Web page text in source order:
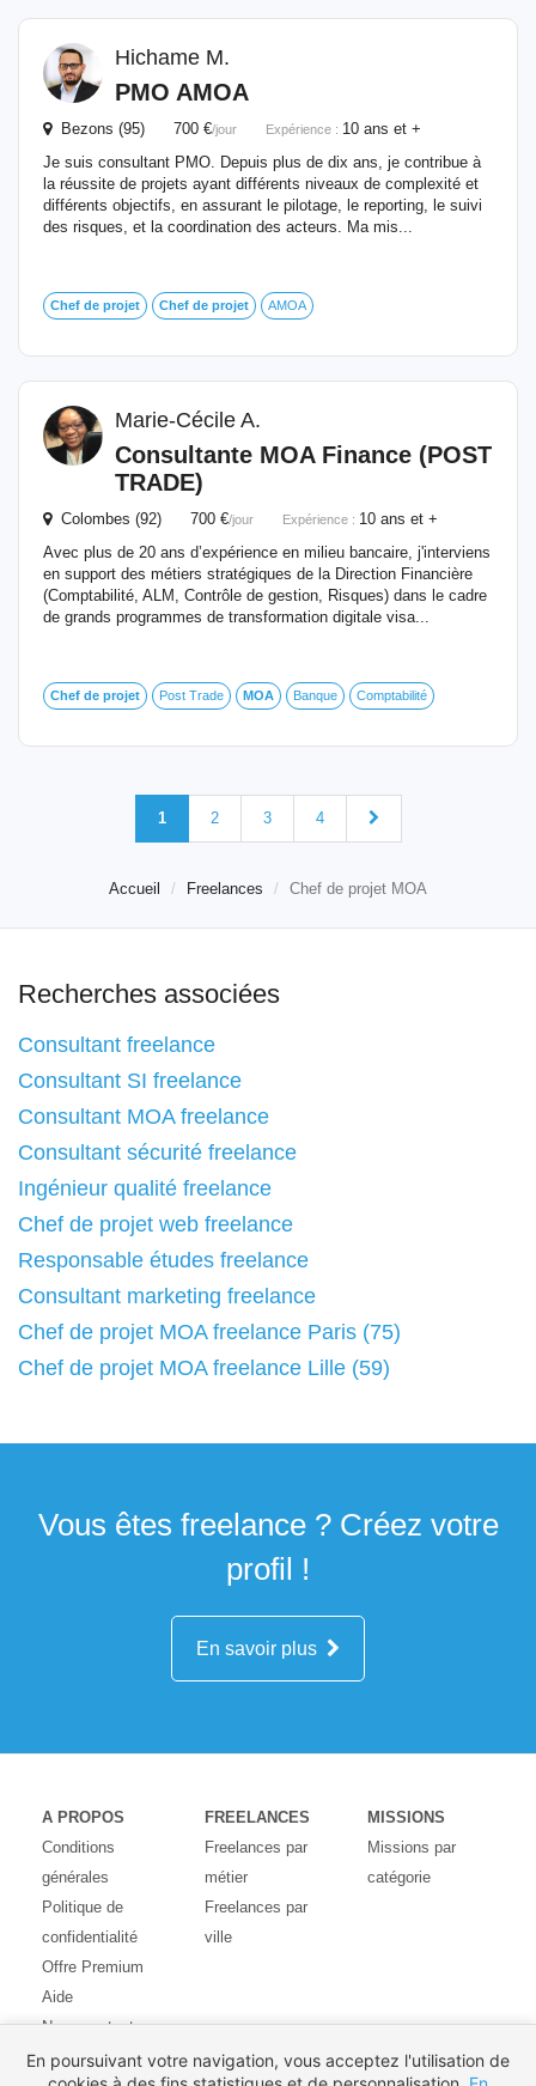
Hichame M.
PMO AMOA
Bezons (95) 700 €/jour Expérience : 10 ans et +
Je suis consultant PMO. Depuis plus de dix ans, je contribue à
la réussite de projets ayant différents niveaux de complexité et
différents objectifs, en assurant le pilotage, le reporting, le suivi
des risques, et la coordination des acteurs. Ma mis...
Chef de projet Chef de projet AMOA
Marie-Cécile A.
Consultante MOAFinance (POST
TRADE)
Colombes (92) 700 €/jour Expérience : 10 ans et +
Avec plus de 20 ans d’expérience en milieu bancaire, j'interviens
en support des métiers stratégiques de la Direction Financière
(Comptabilité, ALM, Contrôle de gestion, Risques) dans le cadre
de grands programmes de transformation digitale visa...
Chef de projet Post Trade MOA Banque Comptabilité
1 2 3 4
Accueil Freelances Chef de projet MOA
Recherches associées
Consultant freelance
Consultant SI freelance
Consultant MOA freelance
Consultant sécurité freelance
Ingénieur qualité freelance
Chef de projet web freelance
Responsable études freelance
Consultant marketing freelance
Chef de projet MOA freelance Paris (75)
Chef de projet MOA freelance Lille (59)
Vous êtes freelance ? Créez votre
profil !
En savoir plus
A PROPOS
Conditions
générales
Politique de
confidentialité
Offre Premium
Aide
Nous contacter
Avis des
FREELANCES
Freelances par
métier
Freelances par
ville
MISSIONS
Missions par
catégorie
En poursuivant votre navigation, vous acceptez l'utilisation de